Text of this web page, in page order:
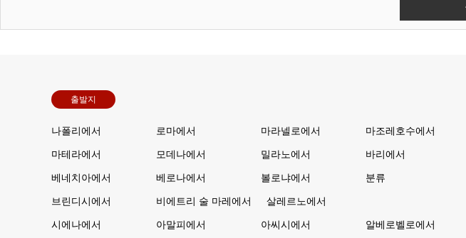
출발지
나폴리에서 로마에서 마라넬로에서 마조레호수에서
마테라에서 모데나에서 밀라노에서 바리에서
베네치아에서 베로나에서 볼로냐에서 분류
브린디시에서 비에트리 술 마레에서 살레르노에서
시에나에서 아말피에서 아씨시에서 알베로벨로에서